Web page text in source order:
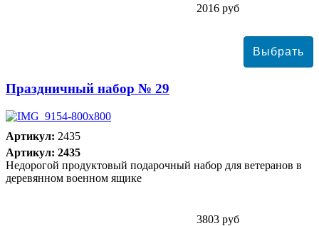
2016 руб
Праздничный набор № 29
Артикул: 2435
Артикул: 2435
Недорогой продуктовый подарочный набор для ветеранов в
деревянном военном ящике
3803 руб